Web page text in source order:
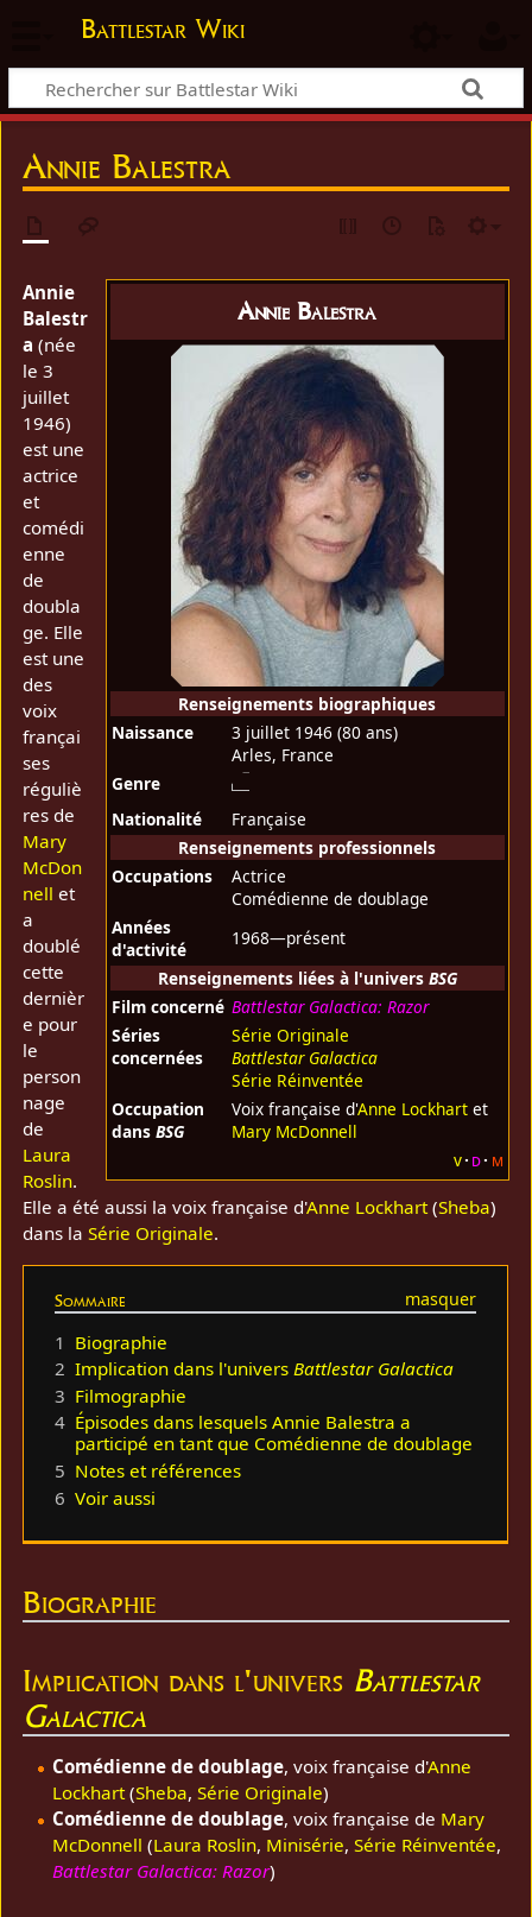
Battlestar Wiki
Annie Balestra
Annie Balestra
Renseignements biographiques
Naissance
3 juillet 1946 (80 ans)
Arles, France
Genre
Nationalité
Française
Renseignements professionnels
Occupations
Actrice
Comédienne de doublage
Années
d'activité
1968—présent
Renseignements liées à l'univers BSG
Film concerné Battlestar Galactica: Razor
Séries
concernées
Série Originale
Battlestar Galactica
Série Réinventée
Occupation
dans BSG
Voix française d'Anne Lockhartet
Mary McDonnell
v d m
Annie
Balestr
a (née
le 3
juillet
1946)
est une
actrice
et
comédi
enne
de
doubla
ge. Elle
est une
des
voix
françai
ses
réguliè
res de
Mary
McDon
nell et
a
doublé
cette
dernièr
e pour
le
person
nage
de
Laura
Roslin.
Elle a été aussi la voix française d'Anne Lockhart(Sheba)
dans laSérie Originale.
Sommaire
1 Biographie
2 Implication dans l'universBattlestar Galactica
3 Filmographie
4 Épisodes dans lesquels Annie Balestra a
participé en tant que Comédienne de doublage
5 Notes et références
6 Voir aussi
Biographie
Implication dans l'univers Battlestar
Galactica
Comédienne de doublage, voix française d'Anne
Lockhart(Sheba, Série Originale)
Comédienne de doublage, voix française de Mary
McDonnell (Laura Roslin, Minisérie, Série Réinventée,
Battlestar Galactica: Razor)